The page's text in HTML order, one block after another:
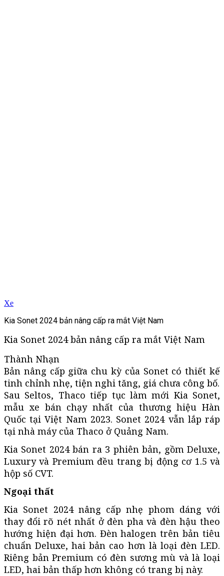
Xe
Kia Sonet 2024 bản nâng cấp ra mắt Việt Nam
Kia Sonet 2024 bản nâng cấp ra mắt Việt Nam
Thành Nhạn
Bản nâng cấp giữa chu kỳ của Sonet có thiết kế
tinh chỉnh nhẹ, tiện nghi tăng, giá chưa công bố.
Sau Seltos, Thaco tiếp tục làm mới Kia Sonet,
mẫu xe bán chạy nhất của thương hiệu Hàn
Quốc tại Việt Nam 2023. Sonet 2024 vẫn lắp ráp
tại nhà máy của Thaco ở Quảng Nam.
Kia Sonet 2024 bán ra 3 phiên bản, gồm Deluxe,
Luxury và Premium đều trang bị động cơ 1.5 và
hộp số CVT.
Ngoại thất
Kia Sonet 2024 nâng cấp nhẹ phom dáng với
thay đổi rõ nét nhất ở đèn pha và đèn hậu theo
hướng hiện đại hơn. Đèn halogen trên bản tiêu
chuẩn Deluxe, hai bản cao hơn là loại đèn LED.
Riêng bản Premium có đèn sương mù và là loại
LED, hai bản thấp hơn không có trang bị này.